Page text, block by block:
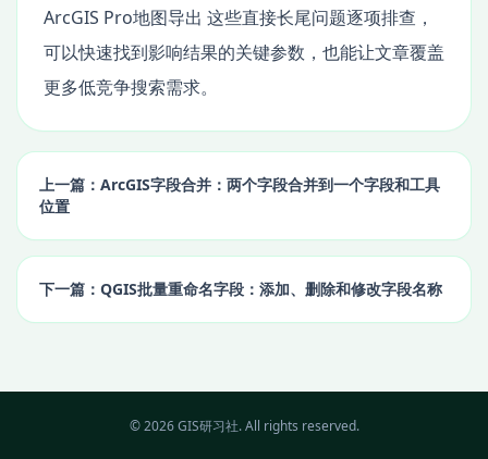
ArcGIS Pro地图导出 这些直接长尾问题逐项排查，
可以快速找到影响结果的关键参数，也能让文章覆盖
更多低竞争搜索需求。
上一篇：ArcGIS字段合并：两个字段合并到一个字段和工具
位置
下一篇：QGIS批量重命名字段：添加、删除和修改字段名称
© 2026 GIS研习社. All rights reserved.